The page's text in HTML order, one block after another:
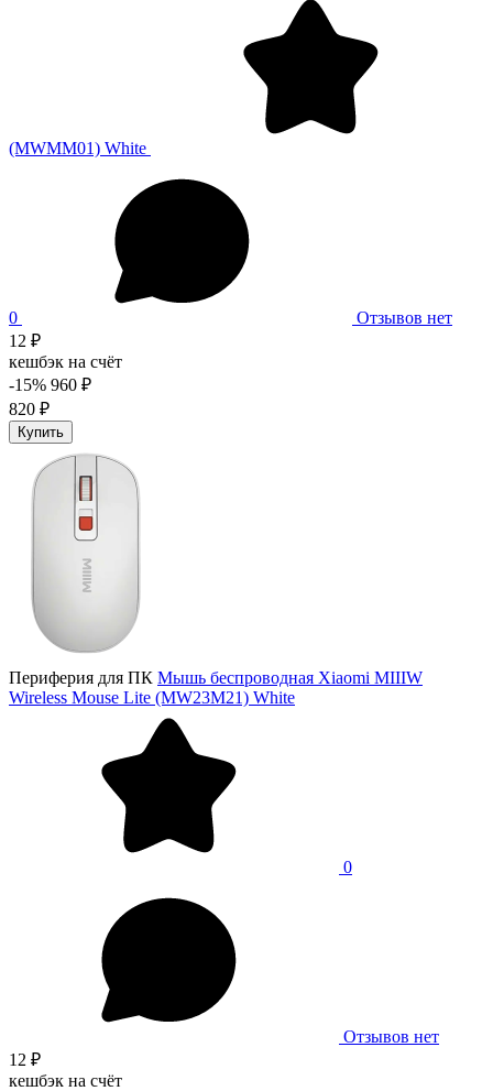
(MWMM01) White
0
Отзывов нет
12 ₽
кешбэк на счёт
-15% 960 ₽
820 ₽
Купить
Периферия для ПК Мышь беспроводная Xiaomi MIIIW
Wireless Mouse Lite (MW23M21) White
0
Отзывов нет
12 ₽
кешбэк на счёт